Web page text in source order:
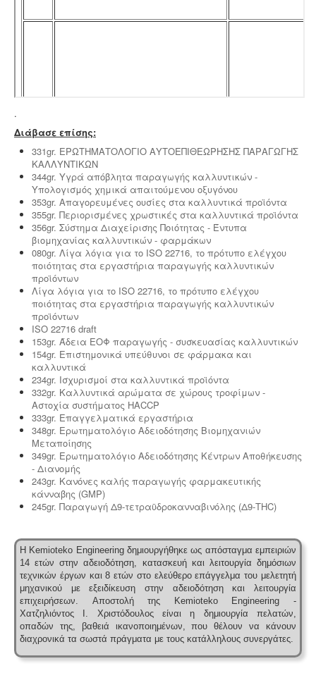
εγκαταστάσεων και την εφαρμογή χαμηλού αγροτικού
νερού και του Δελτίου Γεωργοτεχνικών και
Γεωργοοικονομικών Στοιχείων.
Συλλογή και μεταφορά αποβλήτων -
Η
δραστηριότητα συλλογής και μεταφοράς μη
επικίνδυνων αποβλήτων ασκείται μετά από την έκδοση
της σχετικής άδειας. Η άδεια εκδίδεται μετά από
την έγκριση της σχετικής περιβαλλοντικής μελέτης
οργάνωσης του δικτύου συλλογής και μεταφοράς.
.
Διάβασε επίσης:
331gr. ΕΡΩΤΗΜΑΤΟΛΟΓΙΟ ΑΥΤΟΕΠΙΘΕΩΡΗΣΗΣ ΠΑΡΑΓΩΓΗΣ
ΚΑΛΛΥΝΤΙΚΩΝ
344gr. Υγρά απόβλητα παραγωγής καλλυντικών -
Υπολογισμός χημικά απαιτούμενου οξυγόνου
353gr. Απαγορευμένες ουσίες στα καλλυντικά προϊόντα
355gr. Περιορισμένες χρωστικές στα καλλυντικά προϊόντα
356gr. Σύστημα Διαχείρισης Ποιότητας - Έντυπα
βιομηχανίας καλλυντικών - φαρμάκων
080gr. Λίγα λόγια για το ISO 22716, το πρότυπο ελέγχου
ποιότητας στα εργαστήρια παραγωγής καλλυντικών
προϊόντων
Λίγα λόγια για το ISO 22716, το πρότυπο ελέγχου
ποιότητας στα εργαστήρια παραγωγής καλλυντικών
προϊόντων
ISO 22716 draft
153gr. Άδεια ΕΟΦ παραγωγής - συσκευασίας καλλυντικών
154gr. Επιστημονικά υπεύθυνοι σε φάρμακα και
καλλυντικά
234gr. Ισχυρισμοί στα καλλυντικά προϊόντα
332gr. Καλλυντικά αρώματα σε χώρους τροφίμων -
Αστοχία συστήματος HACCP
333gr. Επαγγελματικά εργαστήρια
348gr. Ερωτηματολόγιο Αδειοδότησης Βιομηχανιών
Μεταποίησης
349gr. Ερωτηματολόγιο Αδειοδότησης Κέντρων Αποθήκευσης
- Διανομής
243gr. Κανόνες καλής παραγωγής φαρμακευτικής
κάνναβης (GMP)
245gr. Παραγωγή Δ9-τετραϋδροκανναβινόλης (Δ9-THC)
Η Kemioteko Engineering δημιουργήθηκε ως απόσταγμα εμπειριών
14 ετών στην αδειοδότηση, κατασκευή και λειτουργία δημόσιων
τεχνικών έργων και 8 ετών στο ελεύθερο επάγγελμα του μελετητή
μηχανικού με εξειδίκευση στην αδειοδότηση και λειτουργία
επιχειρήσεων. Αποστολή της Kemioteko Engineering -
Χατζηλιόντος Ι. Χριστόδουλος είναι η δημιουργία πελατών,
οπαδών της, βαθειά ικανοποιημένων, που θέλουν να κάνουν
διαχρονικά τα σωστά πράγματα με τους κατάλληλους συνεργάτες.